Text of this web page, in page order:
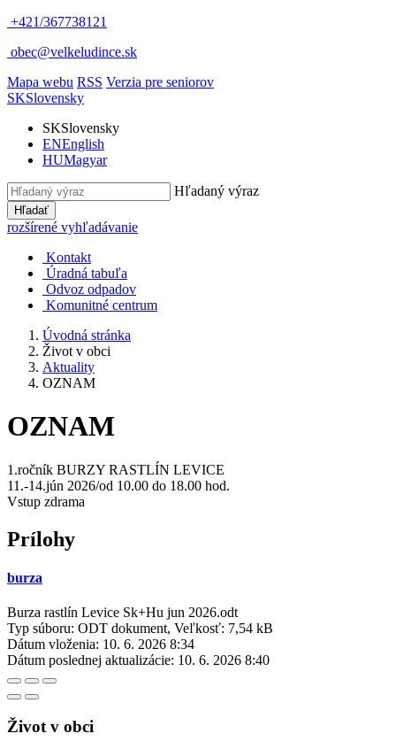
+421/367738121
obec@velkeludince.sk
Mapa webu RSS Verzia pre seniorov
SKSlovensky
SKSlovensky
ENEnglish
HUMagyar
Hľadaný výraz
Hľadať
rozšírené vyhľadávanie
Kontakt
Úradná tabuľa
Odvoz odpadov
Komunitné centrum
Úvodná stránka
Život v obci
Aktuality
OZNAM
OZNAM
1.ročník BURZY RASTLÍN LEVICE
11.-14.jún 2026/od 10.00 do 18.00 hod.
Vstup zdrama
Prílohy
burza
Burza rastlín Levice Sk+Hu jun 2026.odt
Typ súboru: ODT dokument, Veľkosť: 7,54 kB
Dátum vloženia: 10. 6. 2026 8:34
Dátum poslednej aktualizácie: 10. 6. 2026 8:40
Život v obci